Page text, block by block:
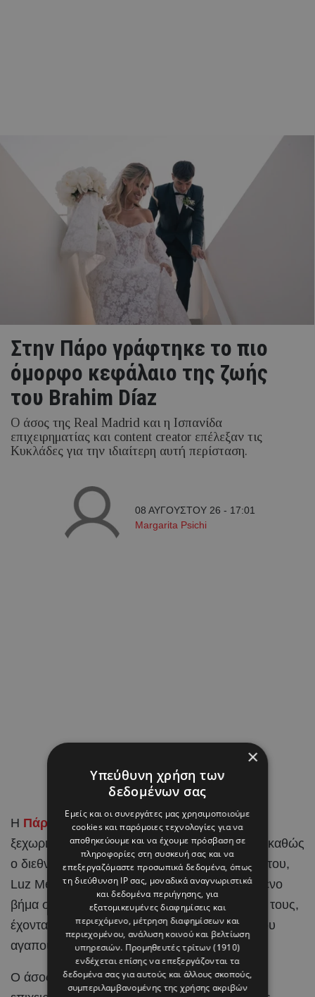
Στην Πάρο γράφτηκε το πιο
όμορφο κεφάλαιο της ζωής
του Brahim Díaz
Ο άσος της Real Madrid και η Ισπανίδα
επιχειρηματίας και content creator επέλεξαν τις
Κυκλάδες για την ιδιαίτερη αυτή περίσταση.
08 ΑΥΓΟΥΣΤΟΥ 26 - 17:01
Margarita Psichi
Η Πάρος
έγινε το σκηνικό για μια από τις πιο
ξεχωριστές στιγμές στη ζωή του Brahim Díaz, καθώς
ο διεθνήςποδοσφαιριστήςκαι η αγαπημένη του,
Luz Méndez, αποφάσισαν να κάνουν το επόμενο
βήμα στη σχέση τους και να ενώσουν τις ζωές τους,
έχοντας στο πλευρό τους τους ανθρώπους που
αγαπούν.
Ο άσος της Real Madrid και η Ισπανίδα
×
Υπεύθυνη χρήση των
δεδομένων σας
Εμείς και οι συνεργάτες μας χρησιμοποιούμε
cookies και παρόμοιες τεχνολογίες για να
αποθηκεύουμε και να έχουμε πρόσβαση σε
πληροφορίες στη συσκευή σας και να
επεξεργαζόμαστε προσωπικά δεδομένα, όπως
τη διεύθυνση IP σας, μοναδικά αναγνωριστικά
και δεδομένα περιήγησης, για
εξατομικευμένες διαφημίσεις και
περιεχόμενο, μέτρηση διαφημίσεων και
περιεχομένου, ανάλυση κοινού και βελτίωση
υπηρεσιών. Προμηθευτές τρίτων (1910)
ενδέχεται επίσης να επεξεργάζονται τα
δεδομένα σας για αυτούς και άλλους σκοπούς,
συμπεριλαμβανομένης της χρήσης ακριβών